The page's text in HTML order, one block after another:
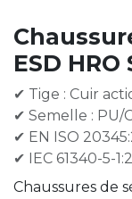
ESD HRO
✔ Tige : Cuir
✔ Semelle : PU/
✔ EN ISO
✔ IEC 61340-5-
Chaussures de